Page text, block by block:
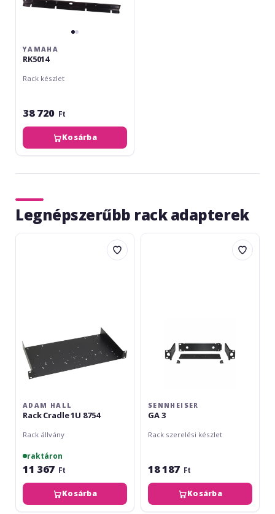
YAMAHA
RK5014
Rack készlet
38 720 Ft
Kosárba
Legnépszerűbb rack adapterek
Adam
ADAM HALL
Rack Cradle 1U 8754
Rack állvány
raktáron
11 367 Ft
Kosárba
Sennheiser
SENNHEISER
GA 3
Rack szerelési készlet
18 187 Ft
Kosárba